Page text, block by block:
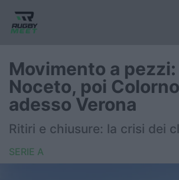
Nazionale
Nazionali giovanili
Rugby Sevens
Movimento a
Noceto, poi
adesso Verona
Ritiri e chiusure: la crisi dei
SERIE A